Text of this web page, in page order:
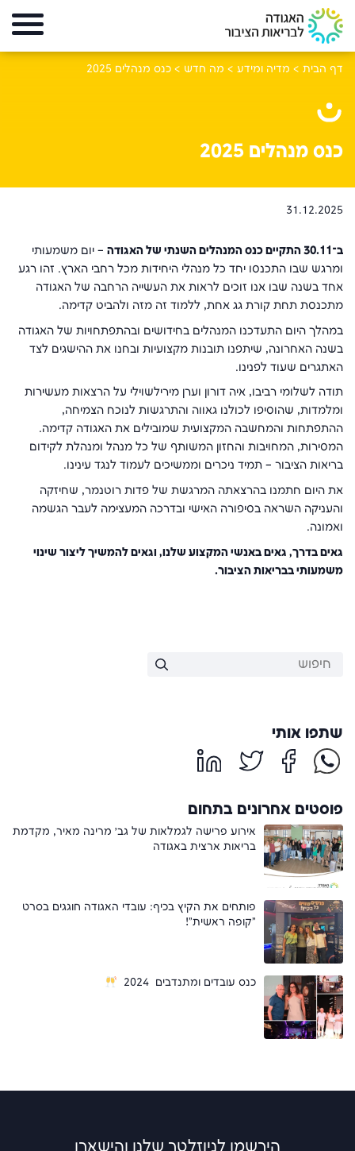
דף הבית > מדיה ומידע > מה חדש > כנס מנהלים 2025
כנס מנהלים 2025
31.12.2025
ב־30.11 התקיים כנס המנהלים השנתי של האגודה
– יום משמעותי
ומרגש שבו התכנסו יחד כל מנהלי היחידות מכל רחבי הארץ. זהו רגע
אחד בשנה שבו אנו זוכים לראות את העשייה הרחבה של האגודה
מתכנסת תחת קורת גג אחת, ללמוד זה מזה ולהביט קדימה.
במהלך היום התעדכנו המנהלים בחידושים ובהתפתחויות של האגודה
בשנה האחרונה, שיתפנו תובנות מקצועיות ובחנו את ההישגים לצד
האתגרים שעוד לפנינו.
תודה לשלומי רביבו, איה דורון וערן מירילשוילי על הרצאות מעשירות
ומלמדות, שהוסיפו לכולנו גאווה והתרגשות לנוכח הצמיחה,
ההתפתחות והמחשבה המקצועית שמובילים את האגודה קדימה.
המסירות, המחויבות והחזון המשותף של כל מנהל ומנהלת לקידום
בריאות הציבור – תמיד ניכרים וממשיכים לעמוד לנגד עינינו.
את היום חתמנו בהרצאתה המרגשת של פדות רוטנמר, שחיזקה
והעניקה השראה בסיפורה האישי ובדרכה המעצימה לעבר הגשמה
ואמונה.
גאים בדרך, גאים באנשי המקצוע שלנו, וגאים להמשיך ליצור שינוי
משמעותי בבריאות הציבור.
שתפו אותי
פוסטים אחרונים בתחום
אירוע פרישה לגמלאות של גב׳ מרינה מאיר, מקדמת
בריאות ארצית באגודה
פותחים את הקיץ בכיף: עובדי האגודה חוגגים בסרט
"קופה ראשית"!
כנס עובדים ומתנדבים 2024
הירשמו לניוזלטר שלנו והישארו